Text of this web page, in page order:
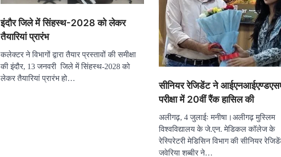
इंदौर जिले में सिंहस्थ-2028 को लेकर
तैयारियां प्रारंभ
कलेक्टर ने विभागों द्वारा तैयार प्रस्तावों की समीक्षा
की इंदौर, 13 जनवरी जिले में सिंहस्थ-2028 को
लेकर तैयारियां प्रारंभ हो…
सीनियर रेजिडेंट ने
परीक्षा में 20वीं रैंक हासिल की
अलीगढ़, 4 जुलाईः मनीषा।अलीगढ़ मुस्लिम
विश्वविद्यालय के जे.एन. मेडिकल कॉलेज के
रेस्पिरेटरी मेडिसिन विभाग की सीनियर
जवेरिया शब्बीर ने…